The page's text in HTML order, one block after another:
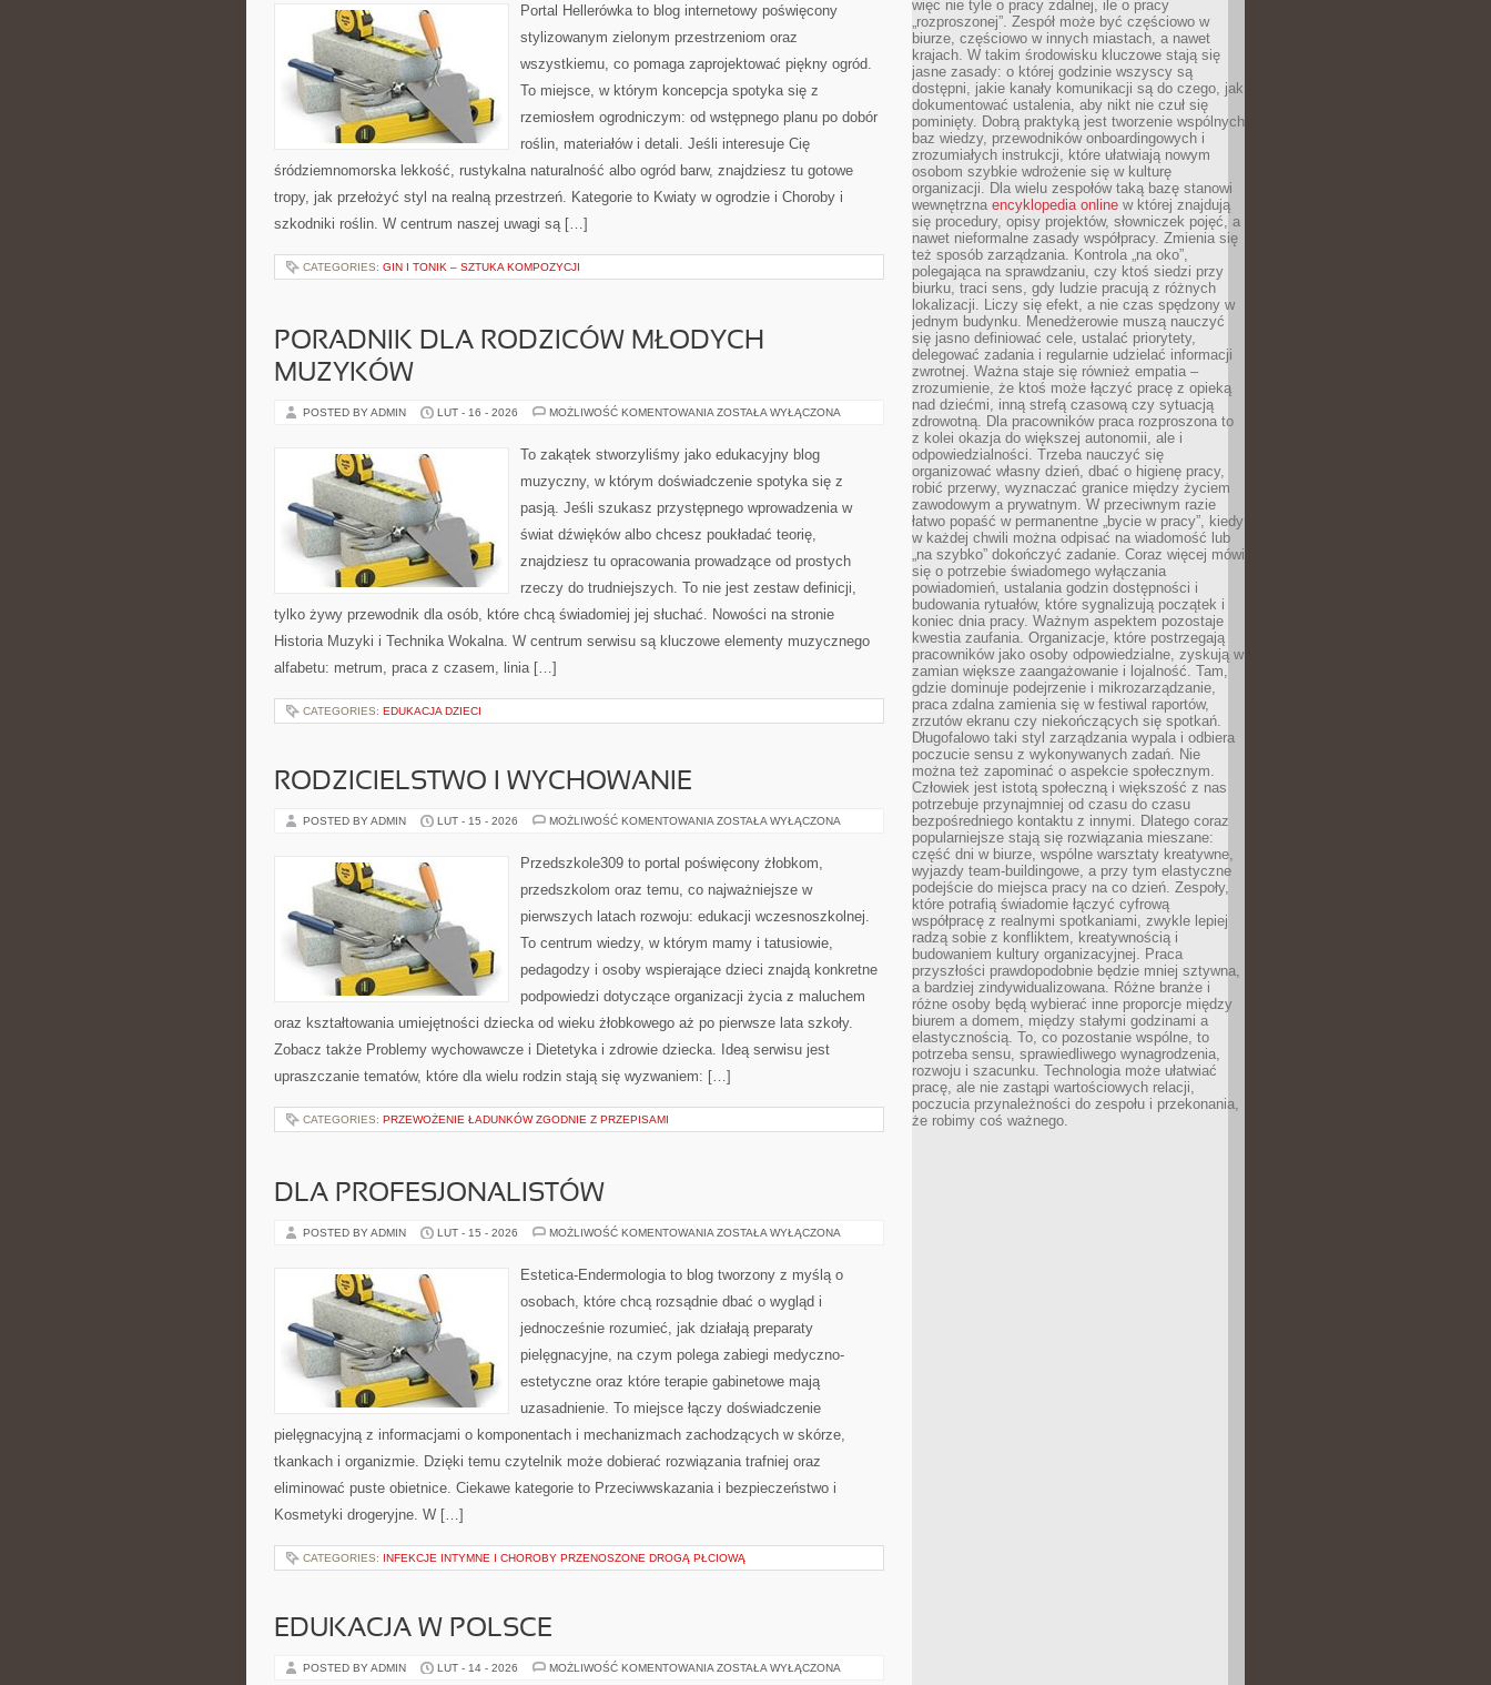
BALKONY
Portal Hellerówka to blog internetowy poświęcony
stylizowanym zielonym przestrzeniom oraz
wszystkiemu, co pomaga zaprojektować piękny ogród.
To miejsce, w którym koncepcja spotyka się z
rzemiosłem ogrodniczym: od wstępnego planu po dobór
roślin, materiałów i detali. Jeśli interesuje Cię
śródziemnomorska lekkość, rustykalna naturalność albo ogród barw, znajdziesz tu gotowe
tropy, jak przełożyć styl na realną przestrzeń. Kategorie to Kwiaty w ogrodzie i Choroby i
szkodniki roślin. W centrum naszej uwagi są […]
CATEGORIES: GIN I TONIK – SZTUKA KOMPOZYCJI
PORADNIK DLA RODZICÓW MŁODYCH
MUZYKÓW
POSTED BY ADMIN LUT - 16 - 2026 MOŻLIWOŚĆ KOMENTOWANIA PORADNIK
MŁODYCH
MUZYKÓW
ZOSTAŁA WYŁĄCZONA
To zakątek stworzyliśmy jako edukacyjny blog
muzyczny, w którym doświadczenie spotyka się z
pasją. Jeśli szukasz przystępnego wprowadzenia w
świat dźwięków albo chcesz poukładać teorię,
znajdziesz tu opracowania prowadzące od prostych
rzeczy do trudniejszych. To nie jest zestaw definicji,
tylko żywy przewodnik dla osób, które chcą świadomiej jej słuchać. Nowości na stronie
Historia Muzyki i Technika Wokalna. W centrum serwisu są kluczowe elementy muzycznego
alfabetu: metrum, praca z czasem, linia […]
CATEGORIES: EDUKACJA DZIECI
RODZICIELSTWO I WYCHOWANIE
POSTED BY ADMIN LUT - 15 - 2026 MOŻLIWOŚĆ KOMENTOWANIA RODZICIELSTWO
ZOSTAŁA WYŁĄCZONA
Przedszkole309 to portal poświęcony żłobkom,
przedszkolom oraz temu, co najważniejsze w
pierwszych latach rozwoju: edukacji wczesnoszkolnej.
To centrum wiedzy, w którym mamy i tatusiowie,
pedagodzy i osoby wspierające dzieci znajdą konkretne
podpowiedzi dotyczące organizacji życia z maluchem
oraz kształtowania umiejętności dziecka od wieku żłobkowego aż po pierwsze lata szkoły.
Zobacz także Problemy wychowawcze i Dietetyka i zdrowie dziecka. Ideą serwisu jest
upraszczanie tematów, które dla wielu rodzin stają się wyzwaniem: […]
CATEGORIES: PRZEWOŻENIE ŁADUNKÓW ZGODNIE Z PRZEPISAMI
DLA PROFESJONALISTÓW
POSTED BY ADMIN LUT - 15 - 2026 MOŻLIWOŚĆ KOMENTOWANIA DLA
ZOSTAŁA WYŁĄCZONA
Estetica-Endermologia to blog tworzony z myślą o
osobach, które chcą rozsądnie dbać o wygląd i
jednocześnie rozumieć, jak działają preparaty
pielęgnacyjne, na czym polega zabiegi medyczno-
estetyczne oraz które terapie gabinetowe mają
uzasadnienie. To miejsce łączy doświadczenie
pielęgnacyjną z informacjami o komponentach i mechanizmach zachodzących w skórze,
tkankach i organizmie. Dzięki temu czytelnik może dobierać rozwiązania trafniej oraz
eliminować puste obietnice. Ciekawe kategorie to Przeciwwskazania i bezpieczeństwo i
Kosmetyki drogeryjne. W […]
CATEGORIES: INFEKCJE INTYMNE I CHOROBY PRZENOSZONE DROGĄ PŁCIOWĄ
EDUKACJA W POLSCE
POSTED BY ADMIN LUT - 14 - 2026 MOŻLIWOŚĆ KOMENTOWANIA EDUKACJA
ZOSTAŁA WYŁĄCZONA
więc nie tyle o pracy zdalnej, ile o pracy
„rozproszonej”. Zespół może być częściowo w
biurze, częściowo w innych miastach, a nawet
krajach. W takim środowisku kluczowe stają się
jasne zasady: o której godzinie wszyscy są
dostępni, jakie kanały komunikacji są do czego, jak
dokumentować ustalenia, aby nikt nie czuł się
pominięty. Dobrą praktyką jest tworzenie wspólnych
baz wiedzy, przewodników onboardingowych i
zrozumiałych instrukcji, które ułatwiają nowym
osobom szybkie wdrożenie się w kulturę
organizacji. Dla wielu zespołów taką bazę stanowi
wewnętrzna encyklopedia online w której znajdują
się procedury, opisy projektów, słowniczek pojęć, a
nawet nieformalne zasady współpracy. Zmienia się
też sposób zarządzania. Kontrola „na oko”,
polegająca na sprawdzaniu, czy ktoś siedzi przy
biurku, traci sens, gdy ludzie pracują z różnych
lokalizacji. Liczy się efekt, a nie czas spędzony w
jednym budynku. Menedżerowie muszą nauczyć
się jasno definiować cele, ustalać priorytety,
delegować zadania i regularnie udzielać informacji
zwrotnej. Ważna staje się również empatia –
zrozumienie, że ktoś może łączyć pracę z opieką
nad dziećmi, inną strefą czasową czy sytuacją
zdrowotną. Dla pracowników praca rozproszona to
z kolei okazja do większej autonomii, ale i
odpowiedzialności. Trzeba nauczyć się
organizować własny dzień, dbać o higienę pracy,
robić przerwy, wyznaczać granice między życiem
zawodowym a prywatnym. W przeciwnym razie
łatwo popaść w permanentne „bycie w pracy”, kiedy
w każdej chwili można odpisać na wiadomość lub
„na szybko” dokończyć zadanie. Coraz więcej mówi
się o potrzebie świadomego wyłączania
powiadomień, ustalania godzin dostępności i
budowania rytuałów, które sygnalizują początek i
koniec dnia pracy. Ważnym aspektem pozostaje
kwestia zaufania. Organizacje, które postrzegają
pracowników jako osoby odpowiedzialne, zyskują w
zamian większe zaangażowanie i lojalność. Tam,
gdzie dominuje podejrzenie i mikrozarządzanie,
praca zdalna zamienia się w festiwal raportów,
zrzutów ekranu czy niekończących się spotkań.
Długofalowo taki styl zarządzania wypala i odbiera
poczucie sensu z wykonywanych zadań. Nie
można też zapominać o aspekcie społecznym.
Człowiek jest istotą społeczną i większość z nas
potrzebuje przynajmniej od czasu do czasu
bezpośredniego kontaktu z innymi. Dlatego coraz
popularniejsze stają się rozwiązania mieszane:
część dni w biurze, wspólne warsztaty kreatywne,
wyjazdy team-buildingowe, a przy tym elastyczne
podejście do miejsca pracy na co dzień. Zespoły,
które potrafią świadomie łączyć cyfrową
współpracę z realnymi spotkaniami, zwykle lepiej
radzą sobie z konfliktem, kreatywnością i
budowaniem kultury organizacyjnej. Praca
przyszłości prawdopodobnie będzie mniej sztywna,
a bardziej zindywidualizowana. Różne branże i
różne osoby będą wybierać inne proporcje między
biurem a domem, między stałymi godzinami a
elastycznością. To, co pozostanie wspólne, to
potrzeba sensu, sprawiedliwego wynagrodzenia,
rozwoju i szacunku. Technologia może ułatwiać
pracę, ale nie zastąpi wartościowych relacji,
poczucia przynależności do zespołu i przekonania,
że robimy coś ważnego.